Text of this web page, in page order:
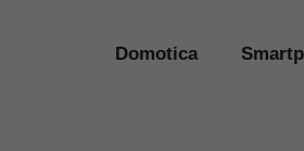
Domotica